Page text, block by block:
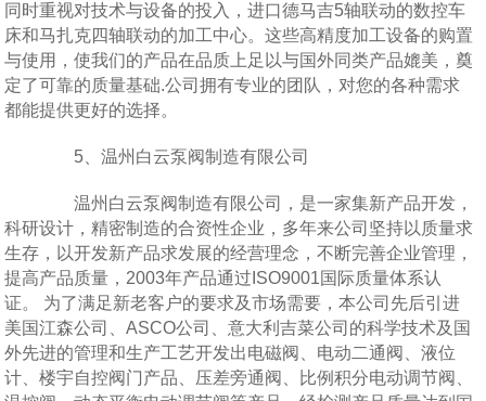
同时重视对技术与设备的投入，进口德马吉5轴联动的数控车
床和马扎克四轴联动的加工中心。这些高精度加工设备的购置
与使用，使我们的产品在品质上足以与国外同类产品媲美，奠
定了可靠的质量基础.公司拥有专业的团队，对您的各种需求
都能提供更好的选择。
5、温州白云泵阀制造有限公司
温州白云泵阀制造有限公司，是一家集新产品开发，
科研设计，精密制造的合资性企业，多年来公司坚持以质量求
生存，以开发新产品求发展的经营理念，不断完善企业管理，
提高产品质量，2003年产品通过ISO9001国际质量体系认
证。 为了满足新老客户的要求及市场需要，本公司先后引进
美国江森公司、ASCO公司、意大利吉菜公司的科学技术及国
外先进的管理和生产工艺开发出电磁阀、电动二通阀、液位
计、楼宇自控阀门产品、压差旁通阀、比例积分电动调节阀、